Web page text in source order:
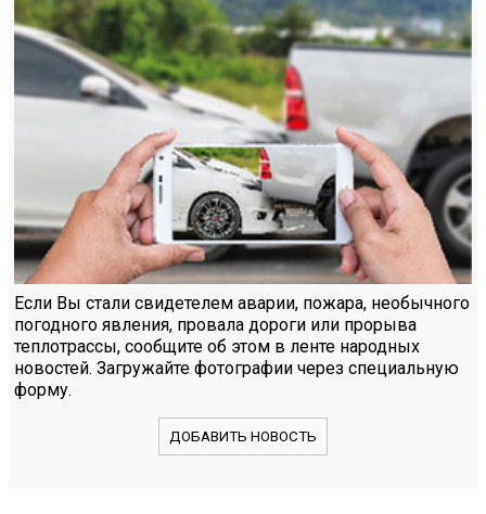
Если Вы стали свидетелем аварии, пожара, необычного
погодного явления, провала дороги или прорыва
теплотрассы, сообщите об этом в ленте народных
новостей. Загружайте фотографии через специальную
форму.
ДОБАВИТЬ НОВОСТЬ